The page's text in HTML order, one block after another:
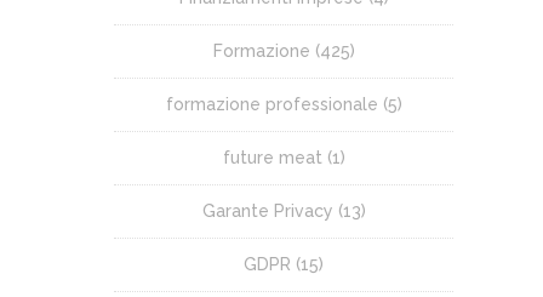
Formazione (425)
formazione professionale (5)
future meat (1)
Garante Privacy (13)
GDPR (15)